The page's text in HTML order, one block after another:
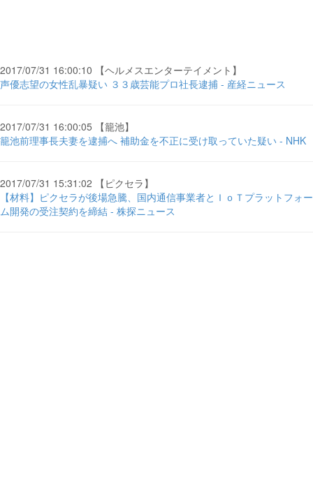
2017/07/31 16:00:10 【ヘルメスエンターテイメント】
声優志望の女性乱暴疑い ３３歳芸能プロ社長逮捕 - 産経ニュース
2017/07/31 16:00:05 【籠池】
籠池前理事長夫妻を逮捕へ 補助金を不正に受け取っていた疑い - NHK
2017/07/31 15:31:02 【ピクセラ】
【材料】ピクセラが後場急騰、国内通信事業者とＩｏＴプラットフォー
ム開発の受注契約を締結 - 株探ニュース